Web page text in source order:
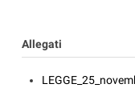
Allegati